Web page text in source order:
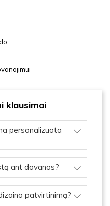
klausimai
personalizuota
ant dovanos?
patvirtinimą?